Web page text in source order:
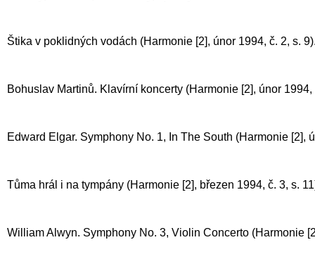
Štika v poklidných vodách (Harmonie [2], únor 1994, č. 2, s.
Bohuslav Martinů. Klavírní koncerty (Harmonie [2], únor 1994,
Edward Elgar. Symphony No. 1, In The South (Harmonie [2],
Tůma hrál i na tympány (Harmonie [2], březen 1994, č. 3, s.
William Alwyn. Symphony No. 3, Violin Concerto (Harmonie